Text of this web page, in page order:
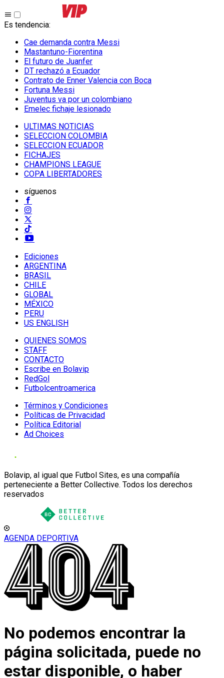
Es tendencia:
Cae demanda contra Messi
Mastantuno-Fiorentina
El futuro de Juanfer
DT rechazó a Ecuador
Contrato de Enner Valencia con Boca
Fortuna Messi
Juventus va por un colombiano
Emelec fichaje lesionado
ULTIMAS NOTICIAS
SELECCION COLOMBIA
SELECCION ECUADOR
FICHAJES
CHAMPIONS LEAGUE
COPA LIBERTADORES
síguenos
Ediciones
ARGENTINA
BRASIL
CHILE
GLOBAL
MÉXICO
PERU
US ENGLISH
QUIENES SOMOS
STAFF
CONTACTO
Escribe en Bolavip
RedGol
Futbolcentroamerica
Términos y Condiciones
Políticas de Privacidad
Política Editorial
Ad Choices
Bolavip, al igual que Futbol Sites, es una compañía
perteneciente a Better Collective. Todos los derechos
reservados
AGENDA DEPORTIVA
No podemos encontrar la
página solicitada, puede no
estar disponible, o haber